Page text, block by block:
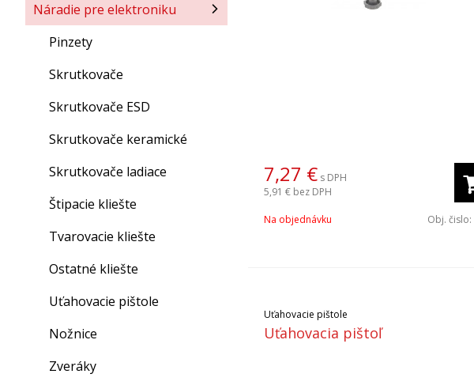
7,27 € s DPH
5,91 € bez DPH
Na objednávku Obj. čislo:
Uťahovacie pištole
Uťahovacia pištoľ
Náradie pre elektroniku
Pinzety
Skrutkovače
Skrutkovače ESD
Skrutkovače keramické
Skrutkovače ladiace
Štipacie kliešte
Tvarovacie kliešte
Ostatné kliešte
Uťahovacie pištole
Nožnice
Zveráky